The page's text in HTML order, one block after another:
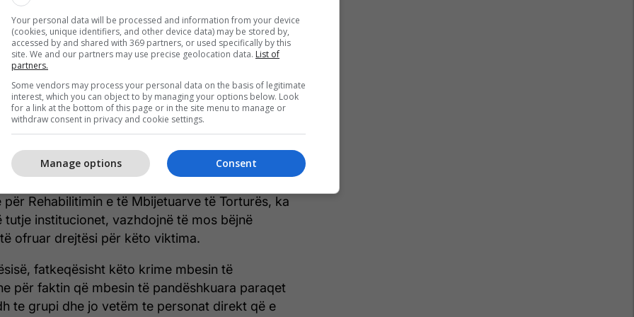
penal për torturën që ka përjetuar gjatë luftës.
disa javë së bashku me Prokurorinë kanë shkuar
dhunuar para fëmijëve të saj.
qenë të vendi i ngjarjes kështu që tash janë
gjerësisht me kërkuar kush ka jetuar në atë zonë
e vështirë, mu rikthye lufta edhe njëherë se u
ajo”, ka thënë Tahiri- Sylejmani.
zhvillimeve të vogla, Feride Rushiti, nga
për Rehabilitimin e të Mbijetuarve të Torturës, ka
tutje institucionet, vazhdojnë të mos bëjnë
ofruar drejtësi për këto viktima.
fatkeqësisht këto krime mbesin të
për faktin që mbesin të pandëshkuara paraqet
te grupi dhe jo vetëm te personat direkt që e
Your personal data will be processed and information from your device
(cookies, unique identifiers, and other device data) may be stored by,
accessed by and shared with 369 partners, or used specifically by this
site. We and our partners may use precise geolocation data. List of
partners.
Some vendors may process your personal data on the basis of legitimate
interest, which you can object to by managing your options below. Look
for a link at the bottom of this page or in the site menu to manage or
withdraw consent in privacy and cookie settings.
Consent
Manage options